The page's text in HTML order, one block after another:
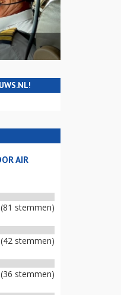
AIR
stemmen)
stemmen)
stemmen)